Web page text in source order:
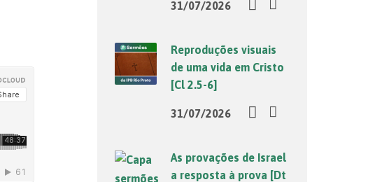
31/07/2026
Reproduções visuais
de uma vida em Cristo
[Cl 2.5-6]
31/07/2026
As provações de Israel
a resposta à prova [Dt